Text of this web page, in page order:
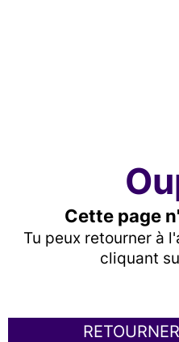
Cette page
Tu peux retourner à
cliquant